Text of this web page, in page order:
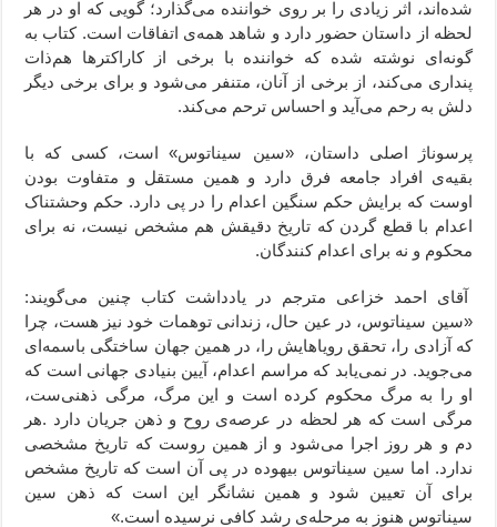
شده‌اند، اثر زیادی را بر روی خواننده می‌گذارد؛ گویی که او در هر
لحظه از داستان حضور دارد و شاهد همه‌ی اتفاقات است. کتاب به
گونه‌ای نوشته شده که خواننده با برخی از کاراکترها هم‌ذات
پنداری می‌کند، از برخی از آنان، متنفر می‌شود و برای برخی دیگر
دلش به رحم می‌آید و احساس ترحم می‌کند.
پرسوناژ اصلی داستان، «سین سیناتوس» است، کسی که با
بقیه‌ی افراد جامعه فرق دارد و همین مستقل و متفاوت بودن
اوست که برایش حکم سنگین اعدام را در پی دارد. حکم وحشتناک
اعدام با قطع گردن که تاریخ دقیقش هم مشخص نیست، نه برای
محکوم و نه برای اعدام کنندگان.
آقای احمد خزاعی مترجم در یادداشت کتاب چنین می‌گویند:
«سین سیناتوس، در عین حال، زندانی توهمات خود نیز هست، چرا
که آزادی را، تحقق رویاهایش را، در همین جهان ساختگی باسمه‌ای
می‌جوید. در نمی‌یابد که مراسم اعدام، آیین بنیادی جهانی است که
او را به مرگ محکوم کرده است و این مرگ، مرگی ذهنی‌ست،
مرگی است که هر لحظه در عرصه‌ی روح و ذهن جریان دارد .هر
دم و هر روز اجرا می‌شود و از همین روست که تاریخ مشخصی
ندارد. اما سین سیناتوس بیهوده در پی آن است که تاریخ مشخص
برای آن تعیین شود و همین نشانگر این است که ذهن سین
سیناتوس هنوز به مرحله‌ی رشد کافی نرسیده است.»